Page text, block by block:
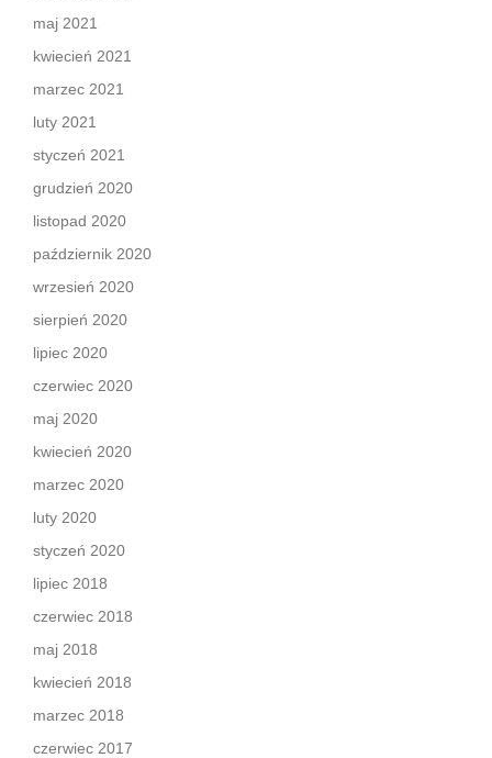
maj 2021
kwiecień 2021
marzec 2021
luty 2021
styczeń 2021
grudzień 2020
listopad 2020
październik 2020
wrzesień 2020
sierpień 2020
lipiec 2020
czerwiec 2020
maj 2020
kwiecień 2020
marzec 2020
luty 2020
styczeń 2020
lipiec 2018
czerwiec 2018
maj 2018
kwiecień 2018
marzec 2018
czerwiec 2017